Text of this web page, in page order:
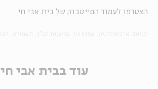
הצטרפו לעמוד הפייסבוק של בית אבי חי
עוד בבית אבי חי